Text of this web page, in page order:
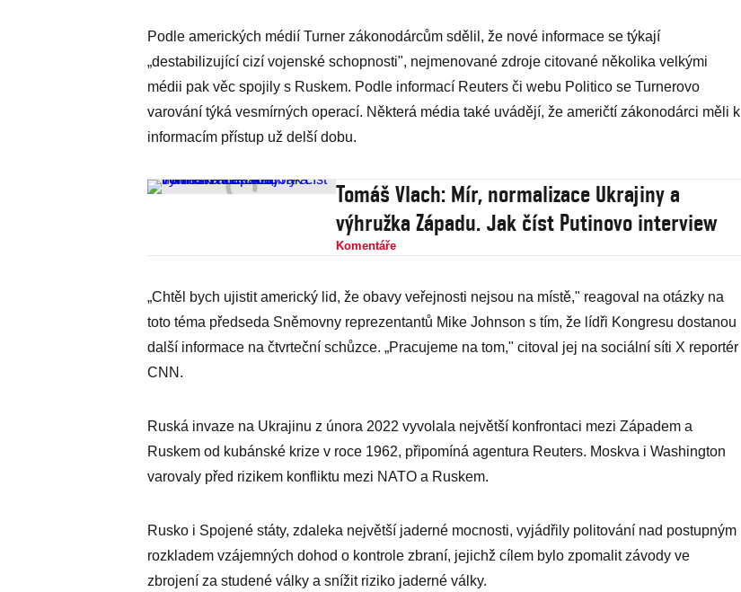
Podle amerických médií Turner zákonodárcům sdělil, že nové informace se týkají
„destabilizující cizí vojenské schopnosti", nejmenované zdroje citované několika velkými
médii pak věc spojily s Ruskem. Podle informací Reuters či webu Politico se Turnerovo
varování týká vesmírných operací. Některá média také uvádějí, že američtí zákonodárci měli k
informacím přístup už delší dobu.
Tomáš Vlach: Mír, normalizace Ukrajiny a
výhružka Západu. Jak číst Putinovo interview
Komentáře
„Chtěl bych ujistit americký lid, že obavy veřejnosti nejsou na místě," reagoval na otázky na
toto téma předseda Sněmovny reprezentantů Mike Johnson s tím, že lídři Kongresu dostanou
další informace na čtvrteční schůzce. „Pracujeme na tom," citoval jej na sociální síti X reportér
CNN.
Ruská invaze na Ukrajinu z února 2022 vyvolala největší konfrontaci mezi Západem a
Ruskem od kubánské krize v roce 1962, připomíná agentura Reuters. Moskva i Washington
varovaly před rizikem konfliktu mezi NATO a Ruskem.
Rusko i Spojené státy, zdaleka největší jaderné mocnosti, vyjádřily politování nad postupným
rozkladem vzájemných dohod o kontrole zbraní, jejichž cílem bylo zpomalit závody ve
zbrojení za studené války a snížit riziko jaderné války.